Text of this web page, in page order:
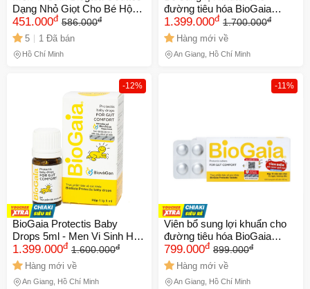
Dạng Nhỏ Giọt Cho Bé Hộp
5ml
451.000đ 586.000đ
5 1 Đã bán
Hồ Chí Minh
đường tiêu hóa BioGaia
Protectis Baby Drops (5ml)
1.399.000đ 1.700.000đ
Hàng mới về
An Giang, Hồ Chí Minh
-12%
BioGaia Protectis Baby
Drops 5ml - Men Vi Sinh Hỗ
Trợ Cân Bằng Hệ Vi Sinh
Đường Ruột Cho Trẻ
1.399.000đ 1.600.000đ
Hàng mới về
An Giang, Hồ Chí Minh
-11%
Viên bổ sung lợi khuẩn cho
đường tiêu hóa BioGaia
Protectis Tablets (10 viên)
799.000đ 899.000đ
Hàng mới về
An Giang, Hồ Chí Minh